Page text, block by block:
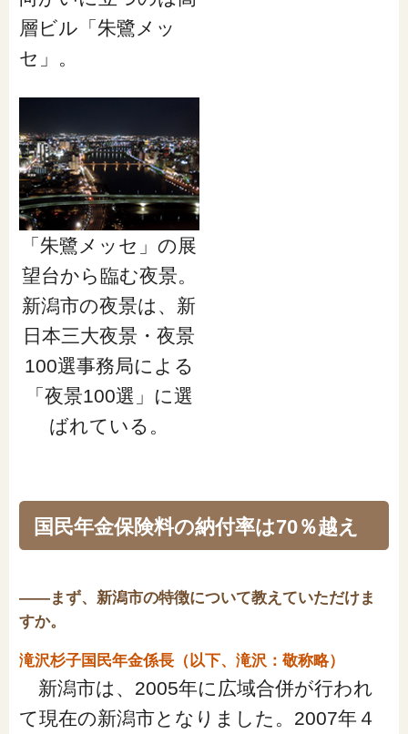
層ビル「朱鷺メッ
セ」。
「朱鷺メッセ」の展
望台から臨む夜景。
新潟市の夜景は、新
日本三大夜景・夜景
100選事務局による
「夜景100選」に選
ばれている。
国民年金保険料の納付率は70％越え
――まず、新潟市の特徴について教えていただけま
すか。
滝沢杉子国民年金係長（以下、滝沢：敬称略）
新潟市は、2005年に広域合併が行われ
て現在の新潟市となりました。2007年４